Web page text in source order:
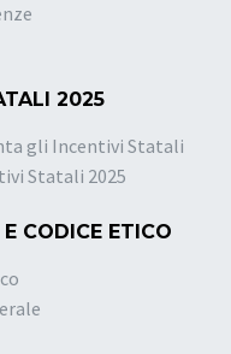
2025
gli Incentivi Statali
Statali 2025
CODICE ETICO